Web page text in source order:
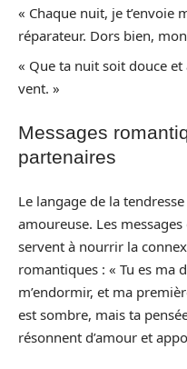
« Chaque nuit, je t’envoie
réparateur. Dors bien,
« Que ta nuit soit douce
vent. »
Messages
partenaires
Le langage de la
amoureuse. Les
servent à nourrir la
romantiques : « Tu es ma
m’endormir, et ma
est sombre, mais ta
résonnent d’amour et